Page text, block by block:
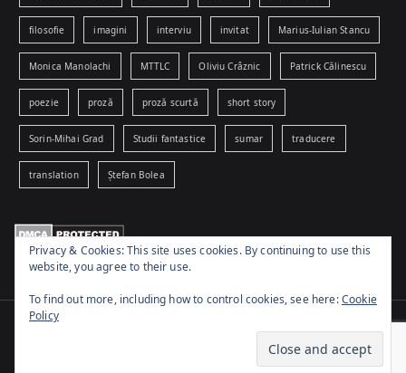
filosofie imagini interviu invitat Marius-Iulian Stancu
Monica Manolachi MTTLC Oliviu Crâznic Patrick Călinescu
poezie proză proză scurtă short story
Sorin-Mihai Grad Studii fantastice sumar traducere
translation Ștefan Bolea
. Powered byZakraand
Privacy & Cookies: This site uses cookies. By continuing to use this
website, you agree to their use.
To find out more, including how to control cookies, see here:Cookie
Policy